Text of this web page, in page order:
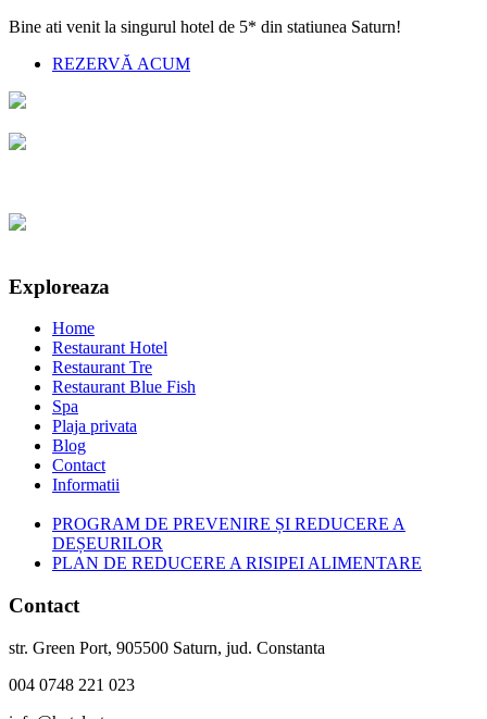
Bine ati venit la singurul hotel de 5* din statiunea Saturn!
REZERVĂ ACUM
Exploreaza
Home
Restaurant Hotel
Restaurant Tre
Restaurant Blue Fish
Spa
Plaja privata
Blog
Contact
Informatii
PROGRAM DE PREVENIRE ȘI REDUCERE A
DEȘEURILOR
PLAN DE REDUCERE A RISIPEI ALIMENTARE
Contact
str. Green Port, 905500 Saturn, jud. Constanta
004 0748 221 023